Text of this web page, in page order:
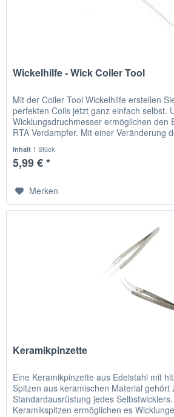
Wickelhilfe - Wick Coiler Tool
Mit der Coiler Tool Wickelhilfe erstellen
perfekten Coils jetzt ganz einfach selbst.
Wicklungsdruchmesser ermöglichen den
RTA Verdampfer. Mit einer Veränderung
Inhalt 1 Stück
5,99 € *
Merken
Keramikpinzette
Eine Keramikpinzette aus Edelstahl mit
Spitzen aus keramischen Material gehört
Standardausrüstung jedes
Keramikspitzen ermöglichen es